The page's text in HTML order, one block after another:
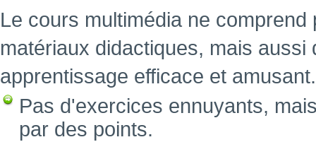
Le cours multimédia ne
matériaux didactiques, mais
apprentissage efficace et amusant.
Pas d'exercices ennuyants,
par des points.